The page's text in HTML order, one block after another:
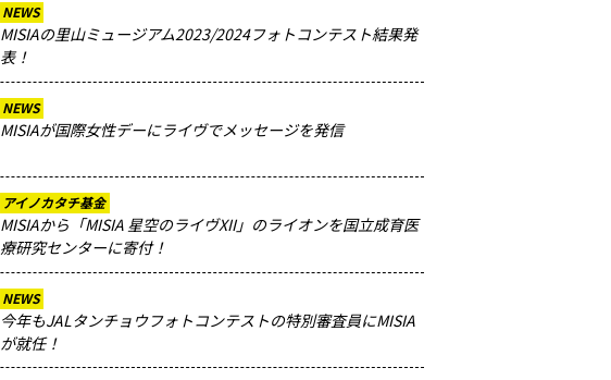
NEWS
MISIAの里山ミュージアム2023/2024フォトコンテスト結果発
表！
NEWS
MISIAが国際女性デーにライヴでメッセージを発信
アイノカタチ基金
MISIAから「MISIA 星空のライヴXII」のライオンを国立成育医
療研究センターに寄付！
NEWS
今年もJALタンチョウフォトコンテストの特別審査員にMISIA
が就任！